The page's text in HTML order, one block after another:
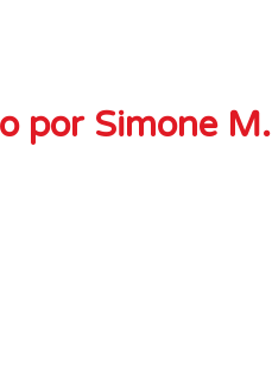
por Simone M.